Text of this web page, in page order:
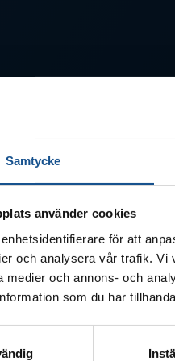
Samtycke
använder cookies
för att
och analysera vår trafik. Vi
medier och annons- och
som du har